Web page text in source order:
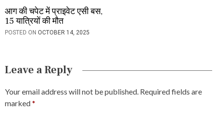
आग की चपेट में प्राइवेट एसी बस,
15 यात्रियों की मौत
POSTED ON OCTOBER 14, 2025
Leave a Reply
Your email address will not be published. Required fields are
marked*